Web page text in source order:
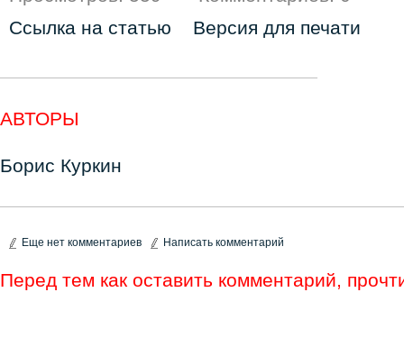
Ссылка на статью
Версия для печати
АВТОРЫ
Борис Куркин
Еще нет комментариев Написать комментарий
Перед тем как оставить комментарий,